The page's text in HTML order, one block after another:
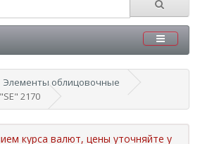
Элементы облицовочные
2170
курса валют, цены уточняйте у